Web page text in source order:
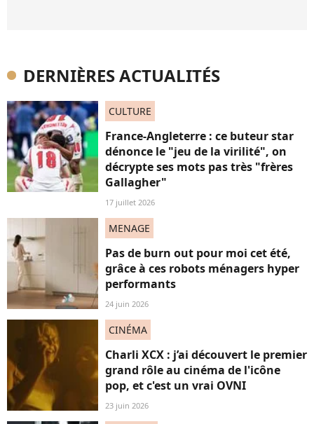
DERNIÈRES ACTUALITÉS
CULTURE
France-Angleterre : ce buteur star
dénonce le "jeu de la virilité", on
décrypte ses mots pas très "frères
Gallagher"
17 juillet 2026
MENAGE
Pas de burn out pour moi cet été,
grâce à ces robots ménagers hyper
performants
24 juin 2026
CINÉMA
Charli XCX : j’ai découvert le premier
grand rôle au cinéma de l'icône
pop, et c'est un vrai OVNI
23 juin 2026